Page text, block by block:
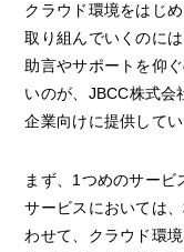
クラウド環境をはじ
取り組んでいくのに
助言やサポートを仰
いのが、JBCC株式会
企業向けに提供して
まず、1つめのサー
サービスにおいては
わせて、クラウド環